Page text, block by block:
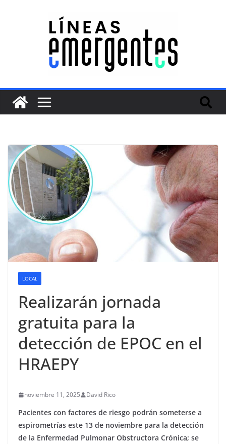
LOCAL
Realizarán jornada
gratuita para la
detección de EPOC en el
HRAEPY
noviembre 11, 2025 David Rico
Pacientes con factores de riesgo podrán someterse a
espirometrías este 13 de noviembre para la detección
de la Enfermedad Pulmonar Obstructora Crónica; se